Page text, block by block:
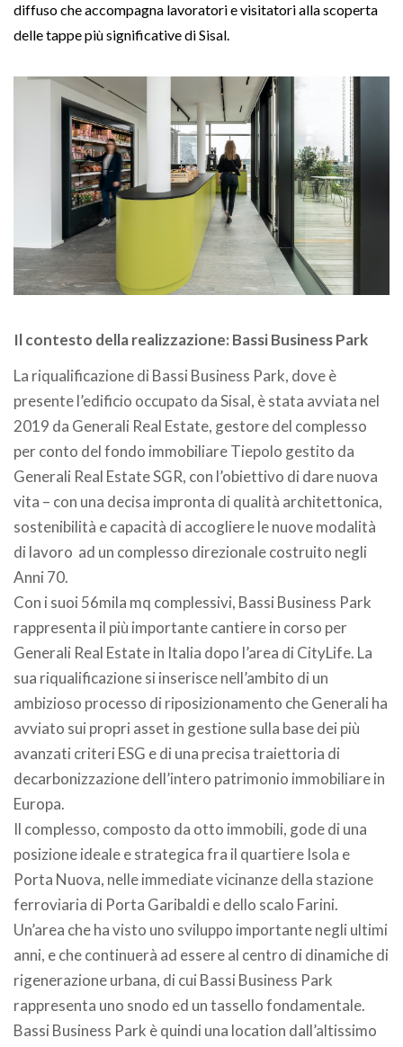
diffuso che accompagna lavoratori e visitatori alla scoperta
delle tappe più significative di Sisal.
Il contesto della realizzazione: Bassi Business Park
La riqualificazione di Bassi Business Park, dove è
presente l’edificio occupato da Sisal, è stata avviata nel
2019 da Generali Real Estate, gestore del complesso
per conto del fondo immobiliare Tiepolo gestito da
Generali Real Estate SGR, con l’obiettivo di dare nuova
vita – con una decisa impronta di qualità architettonica,
sostenibilità e capacità di accogliere le nuove modalità
di lavoro ad un complesso direzionale costruito negli
Anni 70.
Con i suoi 56mila mq complessivi, Bassi Business Park
rappresenta il più importante cantiere in corso per
Generali Real Estate in Italia dopo l’area di CityLife. La
sua riqualificazione si inserisce nell’ambito di un
ambizioso processo di riposizionamento che Generali ha
avviato sui propri asset in gestione sulla base dei più
avanzati criteri ESG e di una precisa traiettoria di
decarbonizzazione dell’intero patrimonio immobiliare in
Europa.
Il complesso, composto da otto immobili, gode di una
posizione ideale e strategica fra il quartiere Isola e
Porta Nuova, nelle immediate vicinanze della stazione
ferroviaria di Porta Garibaldi e dello scalo Farini.
Un’area che ha visto uno sviluppo importante negli ultimi
anni, e che continuerà ad essere al centro di dinamiche di
rigenerazione urbana, di cui Bassi Business Park
rappresenta uno snodo ed un tassello fondamentale.
Bassi Business Park è quindi una location dall’altissimo